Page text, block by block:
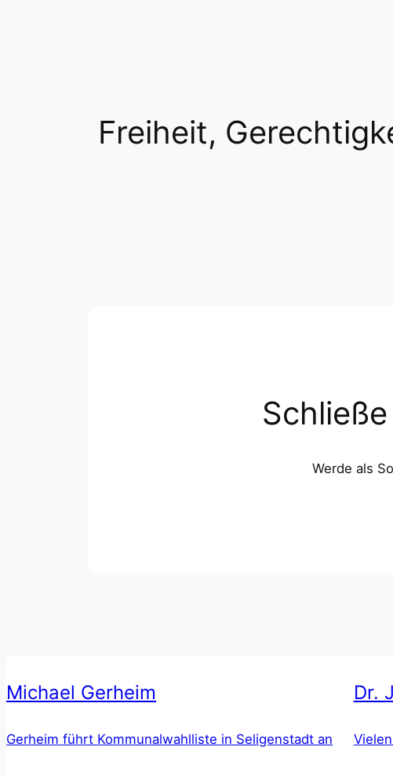
Freiheit,
Werde als
Michael Gerheim
Gerheim führt Kommunalwahlliste in Seligenstadt an
Dr.